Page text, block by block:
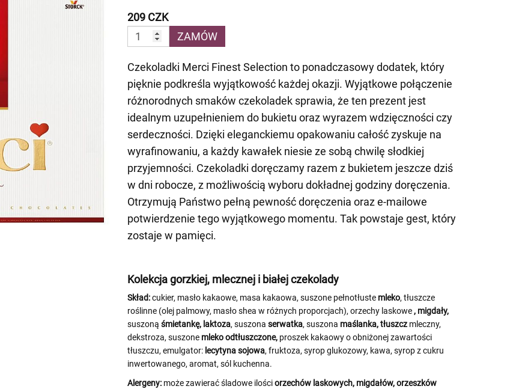
209 CZK
ZAMÓW
Czekoladki Merci Finest Selection to ponadczasowy dodatek, który
pięknie podkreśla wyjątkowość każdej okazji. Wyjątkowe połączenie
różnorodnych smaków czekoladek sprawia, że ten prezent jest
idealnym uzupełnieniem do bukietu oraz wyrazem wdzięczności czy
serdeczności. Dzięki eleganckiemu opakowaniu całość zyskuje na
wyrafinowaniu, a każdy kawałek niesie ze sobą chwilę słodkiej
przyjemności. Czekoladki doręczamy razem z bukietem jeszcze dziś
w dni robocze, z możliwością wyboru dokładnej godziny doręczenia.
Otrzymują Państwo pełną pewność doręczenia oraz e-mailowe
potwierdzenie tego wyjątkowego momentu. Tak powstaje gest, który
zostaje w pamięci.
Kolekcja gorzkiej, mlecznej i białej czekolady
Skład:cukier, masło kakaowe, masa kakaowa, suszone pełnotłuste mleko, tłuszcze
roślinne (olej palmowy, masło shea w różnych proporcjach), orzechy laskowe, migdały,
suszoną śmietankę, laktoza, suszona serwatka, suszona maślanka, tłuszcz mleczny,
dekstroza, suszone mleko odtłuszczone, proszek kakaowy o obniżonej zawartości
tłuszczu, emulgator: lecytyna sojowa, fruktoza, syrop glukozowy, kawa, syrop z cukru
inwertowanego, aromat, sól kuchenna.
Alergeny: może zawierać śladowe ilościorzechów laskowych, migdałów, orzeszków